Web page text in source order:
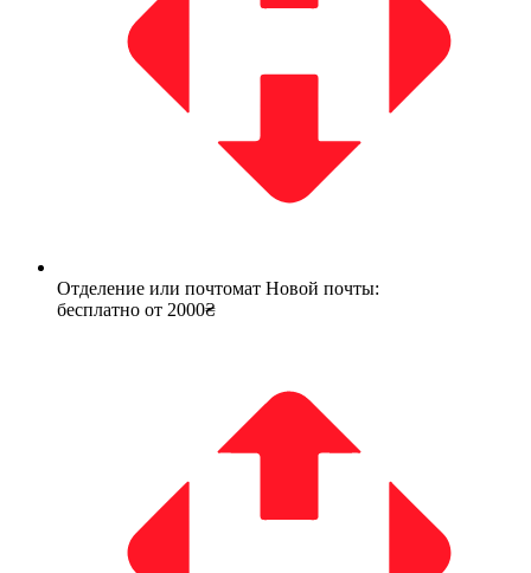
Отделение или почтомат Новой почты:
бесплатно от 2000₴